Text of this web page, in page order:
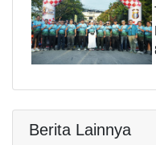
Berita Lainnya